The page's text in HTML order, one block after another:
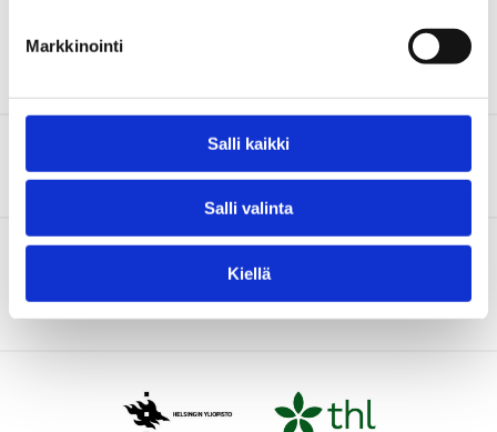
Markkinointi
Salli kaikki
Salli valinta
Kiellä
Ota yhteyttä
IMAGINE-hankkeen tutkimus tukee Kansallisen
mielenterveysstrategian 2020–2030 toimeenpanoa.